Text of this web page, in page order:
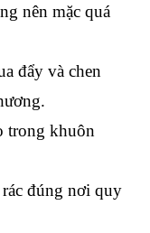
nên mặc quá
đẩy và chen
trong khuôn
đúng nơi quy